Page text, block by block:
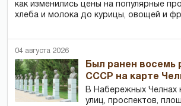
как изменились цены на популярные
хлеба и молока до курицы, овощей и
04 августа 2026
Был ранен восемь
СССР на карте
В Набережных Челнах
улиц, проспектов,